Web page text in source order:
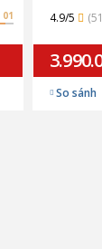
4.9/5
So sánh